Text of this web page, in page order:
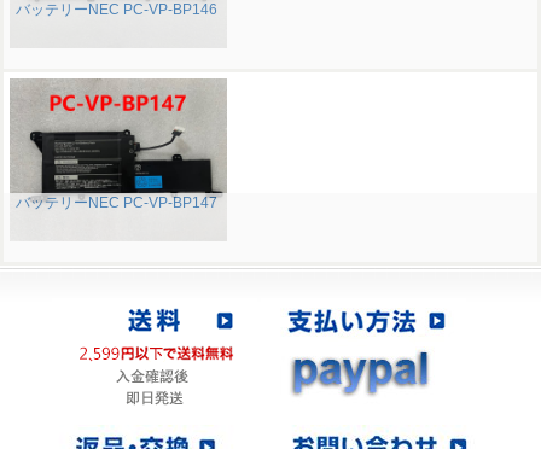
バッテリーNEC PC-VP-BP146
バッテリーNEC PC-VP-BP147